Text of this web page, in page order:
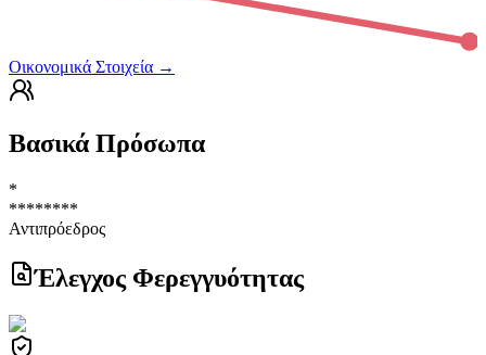
Οικονομικά Στοιχεία →
Βασικά Πρόσωπα
*
********
Αντιπρόεδρος
Έλεγχος Φερεγγυότητας